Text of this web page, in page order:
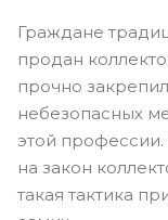
Граждане
продан
прочно
небезопасных
этой
на закон
такая тактика